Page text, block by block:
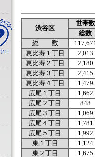
渋谷区
世帯数
総数
総 数
恵比寿１丁目
2,013
恵比寿２丁目
2,180
恵比寿３丁目
2,415
恵比寿４丁目
1,479
広尾１丁目
1,662
広尾２丁目
848
広尾３丁目
1,069
広尾４丁目
1,781
広尾５丁目
1,992
東１丁目
1,124
東２丁目
1,675